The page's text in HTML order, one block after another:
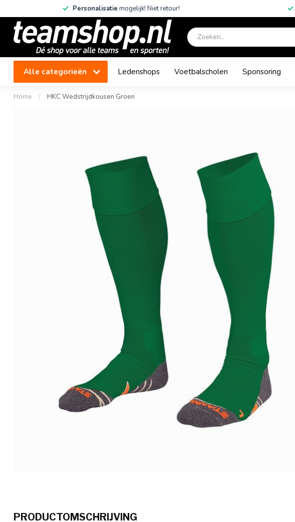
Personalisatie mogelijk! Niet retour!
Alle categorieën Ledenshops Voetbalscholen Sponsoring
Home / HKC Wedstrijdkousen Groen
PRODUCTOMSCHRIJVING